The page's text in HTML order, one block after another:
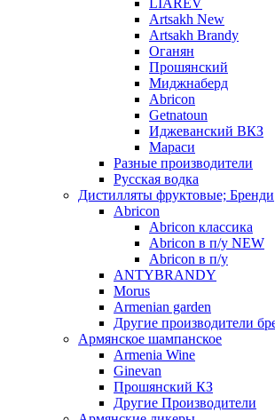
LIAREV
Artsakh New
Artsakh Brandy
Оганян
Прошянский
Миджнаберд
Abricon
Getnatoun
Иджеванский ВКЗ
Мараси
Разные производители
Русская водка
Дистилляты фруктовые; Бренди
Abricon
Abricon классика
Abricon в п/у NEW
Abricon в п/у
ANTYBRANDY
Morus
Armenian garden
Другие производители
Армянское шампанское
Armenia Wine
Ginevan
Прошянский КЗ
Другие Производители